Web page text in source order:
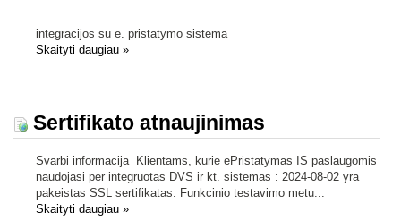
integracijos su e. pristatymo sistema
Skaityti daugiau »
Sertifikato atnaujinimas
Svarbi informacija Klientams, kurie ePristatymas IS paslaugomis
naudojasi per integruotas DVS ir kt. sistemas : 2024-08-02 yra
pakeistas SSL sertifikatas. Funkcinio testavimo metu...
Skaityti daugiau »